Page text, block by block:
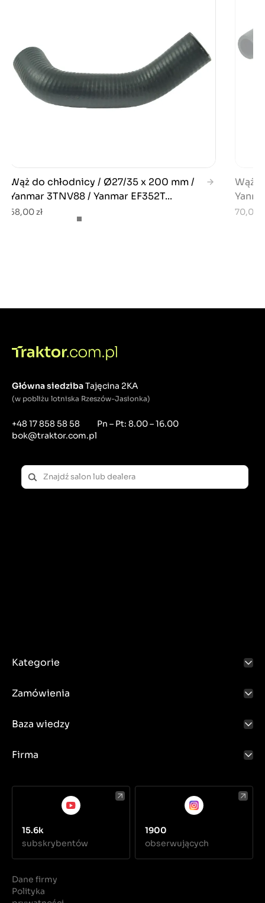
Wąż do chłodnicy / Ø27/35 x 200 mm /
Yanmar 3TNV88 / Yanmar EF352T...
58,00 zł
Wąż
70,00
Główna siedzibaTajęcina 2KA
(w pobliżu lotniska Rzeszów-Jasionka)
+48 17 858 58 58
bok@traktor.com.pl
Pn – Pt: 8.00 – 16.00
Kategorie
Zamówienia
Baza wiedzy
Firma
15.6k
subskrybentów
1900
obserwujących
Dane firmy
Polityka